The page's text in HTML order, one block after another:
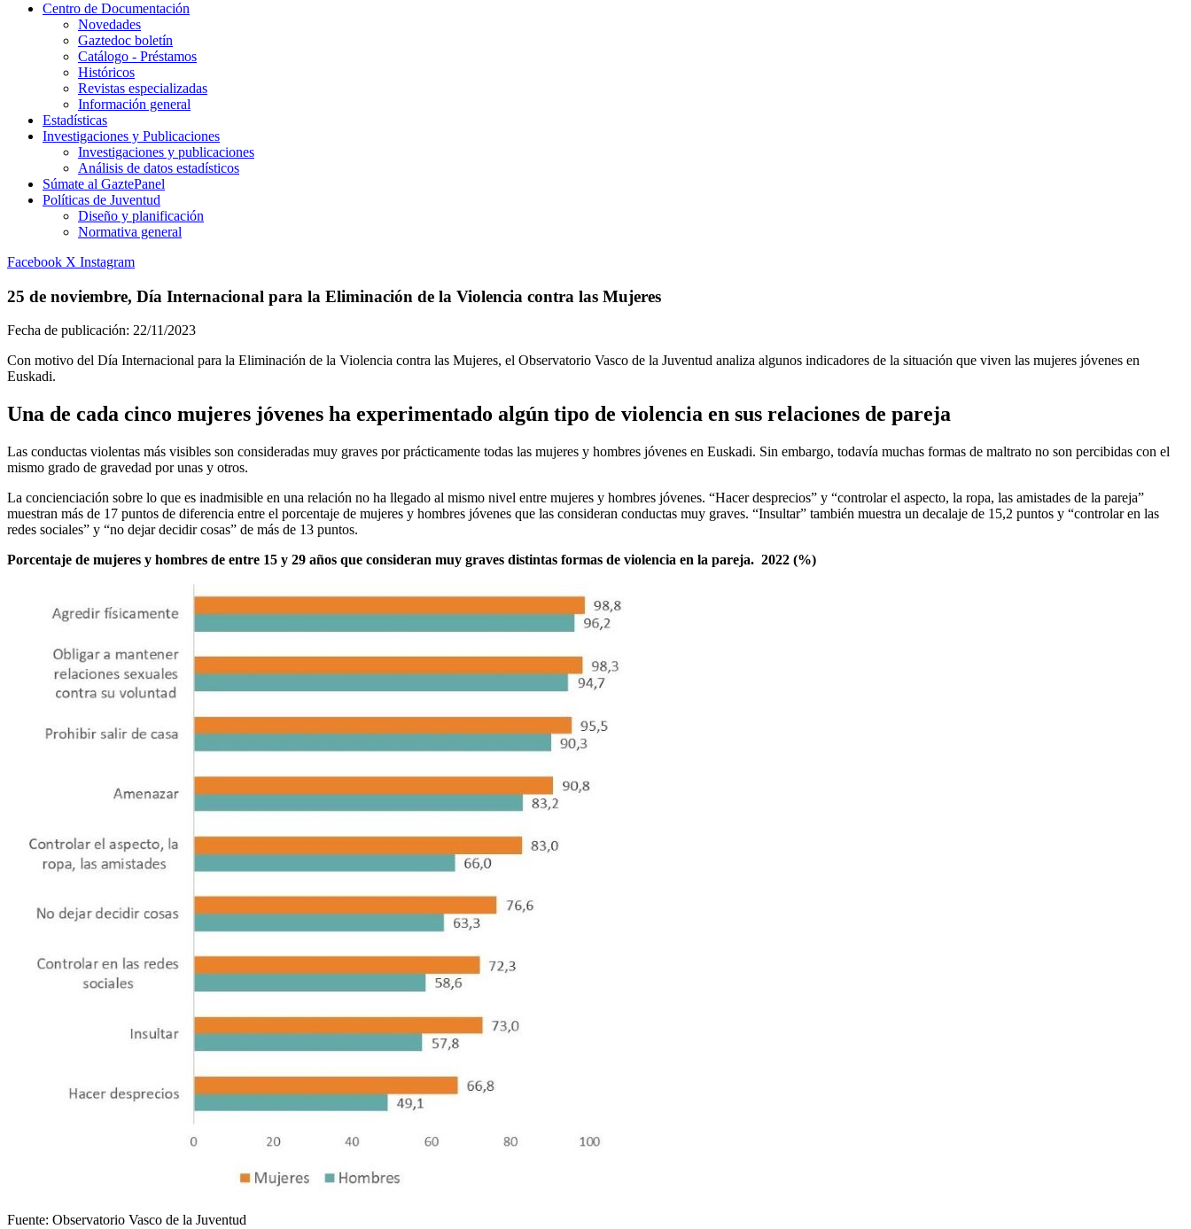
Centro de Documentación
Novedades
Gaztedoc boletín
Catálogo - Préstamos
Históricos
Revistas especializadas
Información general
Estadísticas
Investigaciones y Publicaciones
Investigaciones y publicaciones
Análisis de datos estadísticos
Súmate al GaztePanel
Políticas de Juventud
Diseño y planificación
Normativa general
Facebook X Instagram
25 de noviembre, Día Internacional para la Eliminación de la Violencia contra las Mujeres
Fecha de publicación: 22/11/2023
Con motivo del Día Internacional para la Eliminación de la Violencia contra las Mujeres, el Observatorio Vasco de la Juventud analiza algunos indicadores de la situación que viven las mujeres jóvenes en
Euskadi.
Una de cada cinco mujeres jóvenes ha experimentado algún tipo de violencia en sus relaciones de pareja
Las conductas violentas más visibles son consideradas muy graves por prácticamente todas las mujeres y hombres jóvenes en Euskadi. Sin embargo, todavía muchas formas de maltrato no son percibidas con el
mismo grado de gravedad por unas y otros.
La concienciación sobre lo que es inadmisible en una relación no ha llegado al mismo nivel entre mujeres y hombres jóvenes. “Hacer desprecios” y “controlar el aspecto, la ropa, las amistades de la pareja”
muestran más de 17 puntos de diferencia entre el porcentaje de mujeres y hombres jóvenes que las consideran conductas muy graves. “Insultar” también muestra un decalaje de 15,2 puntos y “controlar en las
redes sociales” y “no dejar decidir cosas” de más de 13 puntos.
Porcentaje de mujeres y hombres de entre 15 y 29 años que consideran muy graves distintas formas de violencia en la pareja. 2022 (%)
Fuente: Observatorio Vasco de la Juventud